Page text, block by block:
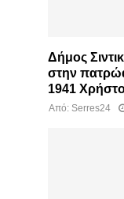
Δήμος
στην
1941
Από: Serres24